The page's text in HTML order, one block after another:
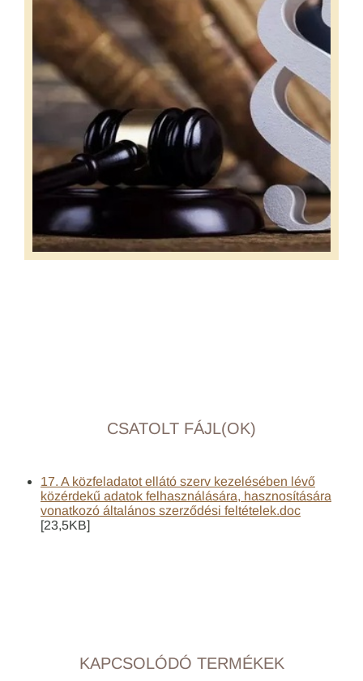
CSATOLT FÁJL(OK)
17. A közfeladatot ellátó szerv kezelésében lévő
közérdekű adatok felhasználására, hasznosítására
vonatkozó általános szerződési feltételek.doc
[23,5KB]
KAPCSOLÓDÓ TERMÉKEK